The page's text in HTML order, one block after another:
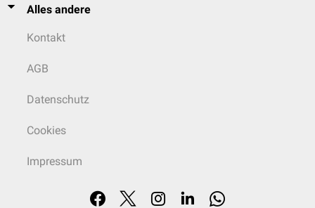
Alles andere
Kontakt
AGB
Datenschutz
Cookies
Impressum